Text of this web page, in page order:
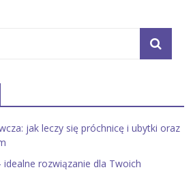
jak leczy się próchnicę i ubytki oraz
idealne rozwiązanie dla Twoich